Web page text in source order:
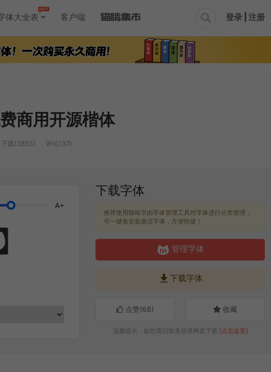
体大全表 客户端  登录 | 注册
商用开源楷体
下载(3855) 评论(37)
A+
下载字体
推荐使用猫啃字由字体管理工具对字体进行分类管理，
可一键免安装激活字体，方便快捷！
管理字体
 下载字体
点赞(68) 收藏
温馨提示：如您需旧版免登录网盘下载 [点击这里]